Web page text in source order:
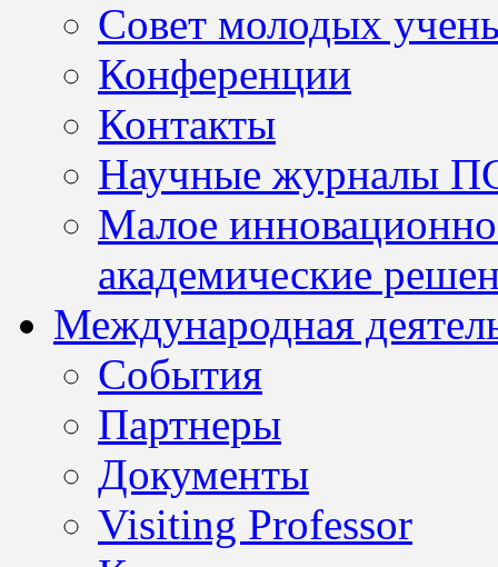
Совет молодых
Конференции
Контакты
Научные журналы
Малое
академические
Международная
События
Партнеры
Документы
Visiting Professor